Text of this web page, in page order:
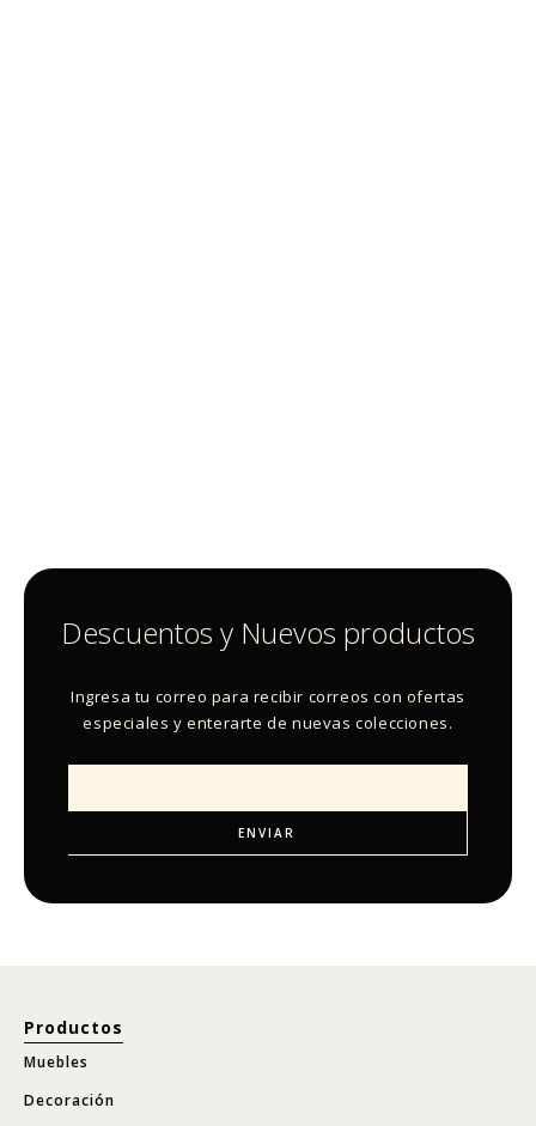
Descuentos y Nuevos productos
Ingresa tu correo para recibir correos con ofertas
especiales y enterarte de nuevas colecciones.
Productos
Muebles
Decoración